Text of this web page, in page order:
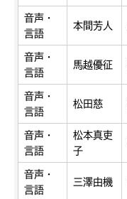
音声・
言語
本間芳人
音声・
言語
馬越優征
音声・
言語
松田慈
音声・
言語
松本真吏
子
音声・
言語
三澤由機